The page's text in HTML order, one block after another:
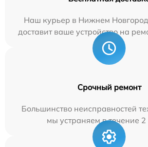
Наш курьер в Нижнем
доставит ваше устройство на
Срочный ремонт
Большинство неисправностей
мы устраняем в течение 2